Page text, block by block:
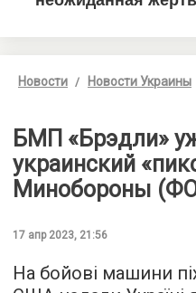
Новости Новости Украины
БМП «Брэдли»
украинский
Минобороны
17 апр 2023, 21:56
На бойові машини